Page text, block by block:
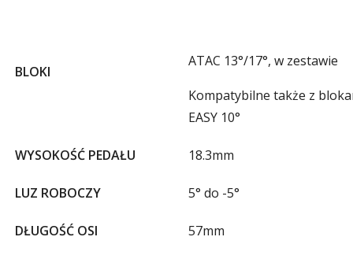
BLOKI
ATAC 13°/17°, w zestawie
Kompatybilne także z
EASY 10°
WYSOKOŚĆ PEDAŁU 18.3mm
LUZ ROBOCZY 5° do -5°
DŁUGOŚĆ OSI 57mm